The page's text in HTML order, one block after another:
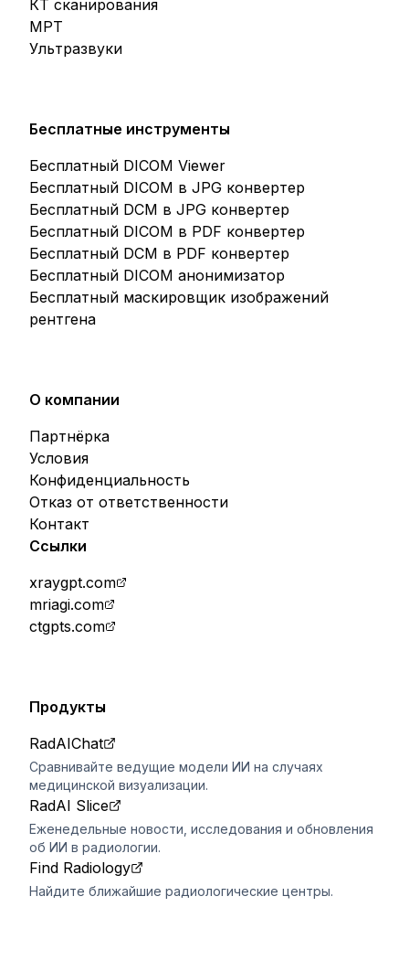
КТ сканирования
МРТ
Ультразвуки
Бесплатные инструменты
Бесплатный DICOM Viewer
Бесплатный DICOM в JPG конвертер
Бесплатный DCM в JPG конвертер
Бесплатный DICOM в PDF конвертер
Бесплатный DCM в PDF конвертер
Бесплатный DICOM анонимизатор
Бесплатный маскировщик изображений
рентгена
О компании
Партнёрка
Условия
Конфиденциальность
Отказ от ответственности
Контакт
Ссылки
xraygpt.com
mriagi.com
ctgpts.com
Продукты
RadAIChat
Сравнивайте ведущие модели ИИ на случаях
медицинской визуализации.
RadAI Slice
Еженедельные новости, исследования и обновления
об ИИ в радиологии.
Find Radiology
Найдите ближайшие радиологические центры.